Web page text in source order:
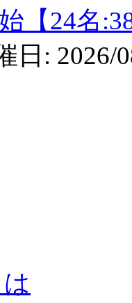
【24名
日: 2026/